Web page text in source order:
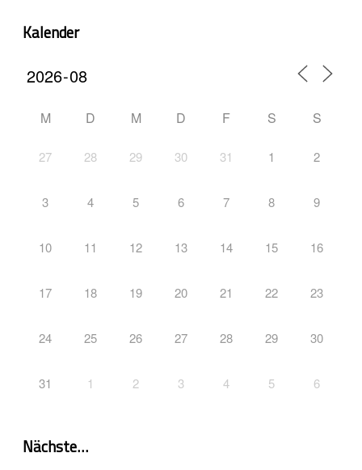
Kalender
M D M D F S S
27 28 29 30 31 1 2
3 4 5 6 7 8 9
10 11 12 13 14 15 16
17 18 19 20 21 22 23
24 25 26 27 28 29 30
31 1 2 3 4 5 6
Nächste…